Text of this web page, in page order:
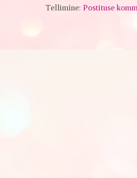
Tellimine:Postituse